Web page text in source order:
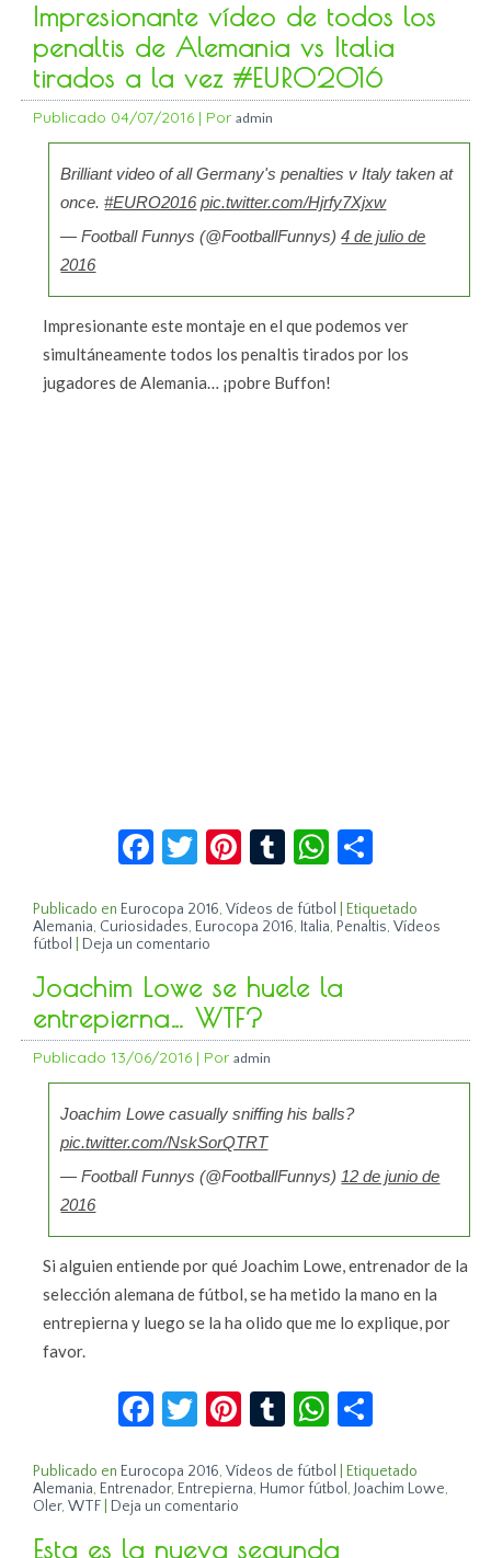
Impresionante vídeo de todos los
penaltis de Alemania vs Italia
tirados a la vez #EURO2016
Publicado 04/07/2016 | Por admin
Brilliant video of all Germany's penalties v Italy taken at
once.#EURO2016 pic.twitter.com/Hjrfy7Xjxw
— Football Funnys (@FootballFunnys)4 de julio de
2016
Impresionante este montaje en el que podemos ver
simultáneamente todos los penaltis tirados por los
jugadores de Alemania… ¡pobre Buffon!
Facebook
Twitter
Pinterest
TumblrWhatsApp
Publicado en Eurocopa 2016,Vídeos de fútbol
Etiquetado
Alemania, Curiosidades, Eurocopa 2016, Italia, Penaltis,Vídeos
fútbol
Deja un comentario
Joachim Lowe se huele la
entrepierna… WTF?
Publicado 13/06/2016 | Por admin
Joachim Lowe casually sniffing his balls?
pic.twitter.com/NskSorQTRT
— Football Funnys (@FootballFunnys)12 de junio de
2016
Si alguien entiende por qué Joachim Lowe, entrenador de la
selección alemana de fútbol, se ha metido la mano en la
entrepierna y luego se la ha olido que me lo explique, por
favor.
Facebook
Twitter
Pinterest
TumblrWhatsApp
Publicado en Eurocopa 2016,Vídeos de fútbol
Etiquetado
Alemania, Entrenador, Entrepierna, Humor fútbol,Joachim Lowe,
Oler,WTF Deja un comentario
Esta es la nueva segunda